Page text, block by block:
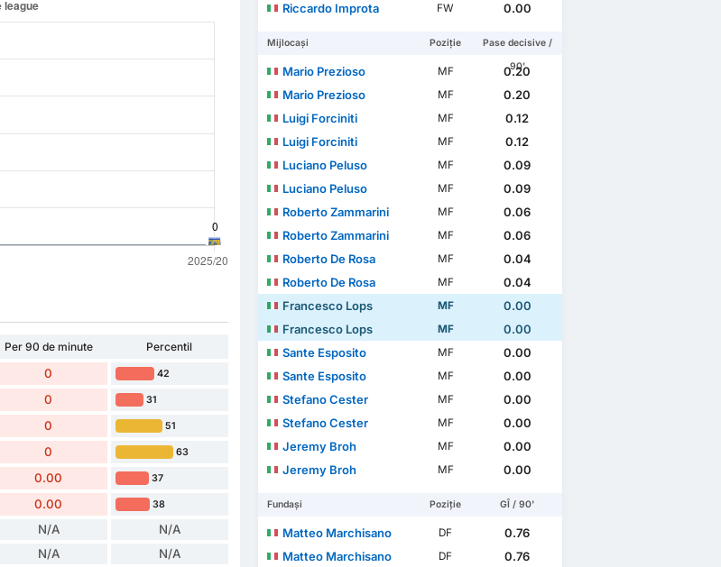
Per 90 de minute
Percentil
0 42
0 31
0 51
0 63
0.00 37
0.00 38
N/A N/A
N/A N/A
Riccardo Improta
FW 0.00
Mijlocași Poziție
Pase decisive /
90'
Mario Prezioso MF
0.20
Mario Prezioso
MF
0.20
Luigi Forciniti
MF
0.12
Luigi Forciniti
MF
0.12
Luciano Peluso
MF
0.09
Luciano Peluso
MF
0.09
Roberto Zammarini
MF
0.06
Roberto Zammarini
MF
0.06
Roberto De Rosa
MF
0.04
Roberto De Rosa
MF
0.04
Francesco Lops
MF
0.00
Francesco Lops
MF
0.00
Sante Esposito
MF
0.00
Sante Esposito
MF
0.00
Stefano Cester
MF
0.00
Stefano Cester
MF
0.00
Jeremy Broh
MF
0.00
Jeremy Broh
MF 0.00
Fundași Poziție GÎ / 90'
Matteo Marchisano DF
0.76
Matteo Marchisano
DF
0.76